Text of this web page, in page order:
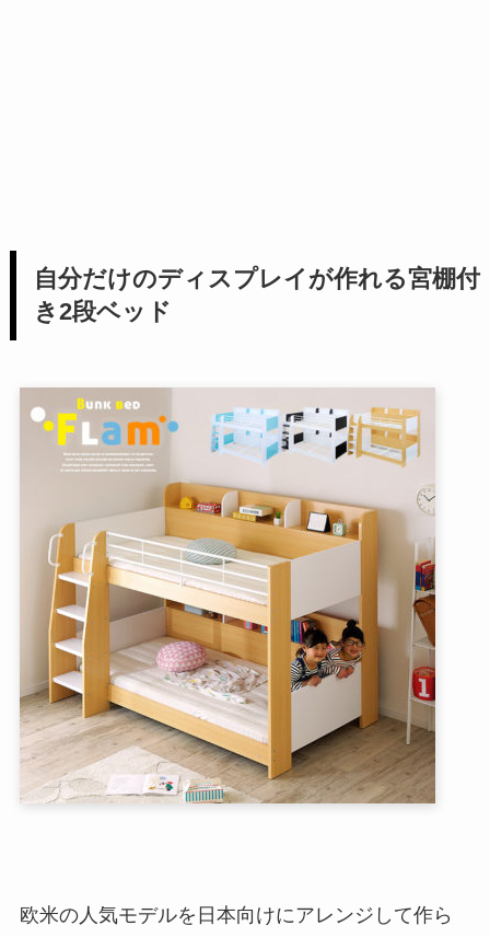
自分だけのディスプレイが作れる宮棚付
き2段ベッド
欧米の人気モデルを日本向けにアレンジして作ら